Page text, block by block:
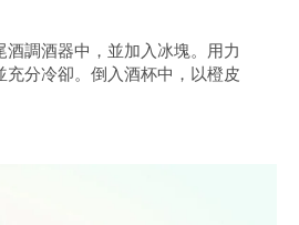
調酒器中，並加入冰塊。用力
充分冷卻。倒入酒杯中，以橙皮